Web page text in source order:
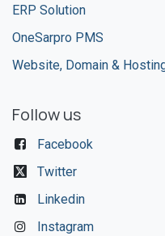
ERP Solution
OneSarpro PMS
Website, Domain &
Follow us
Facebook
Twitter
Linkedin
Instagram